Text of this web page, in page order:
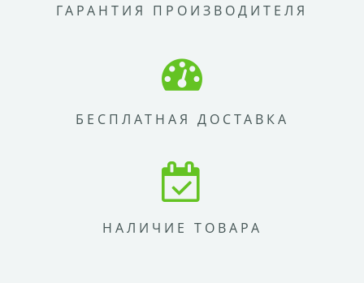
ГАРАНТИЯ ПРОИЗВОДИТЕЛЯ
БЕСПЛАТНАЯ ДОСТАВКА
НАЛИЧИЕ ТОВАРА